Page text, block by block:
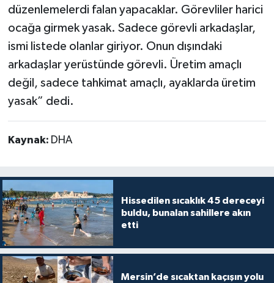
düzenlemelerdi falan yapacaklar. Görevliler harici
ocağa girmek yasak. Sadece görevli arkadaşlar,
ismi listede olanlar giriyor. Onun dışındaki
arkadaşlar yerüstünde görevli. Üretim amaçlı
değil, sadece tahkimat amaçlı, ayaklarda üretim
yasak” dedi.
Kaynak: DHA
Hissedilen sıcaklık 45 dereceyi
buldu, bunalan sahillere akın
etti
Mersin’de sıcaktan kaçışın yolu